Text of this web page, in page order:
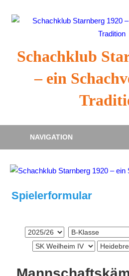
Inhalt
Schachklub
– ein
NAVIGATION
Spielerformular